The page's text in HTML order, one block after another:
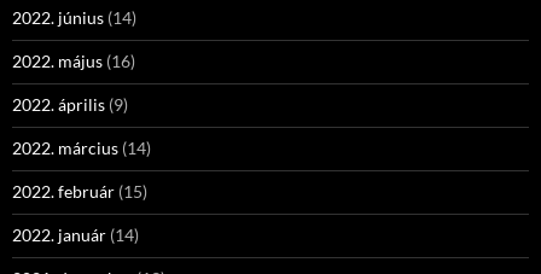
2022. június (14)
2022. május (16)
2022. április (9)
2022. március (14)
2022. február (15)
2022. január (14)